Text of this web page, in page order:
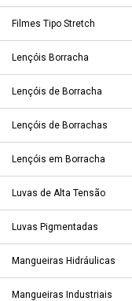
Filmes Tipo Stretch
Lençóis Borracha
Lençóis de Borracha
Lençóis de Borrachas
Lençóis em Borracha
Luvas de Alta Tensão
Luvas Pigmentadas
Mangueiras Hidráulicas
Mangueiras Industriais